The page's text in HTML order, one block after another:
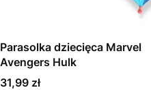
Parasolka dziecięca Marvel
Avengers Hulk
Cena
31,99 zł